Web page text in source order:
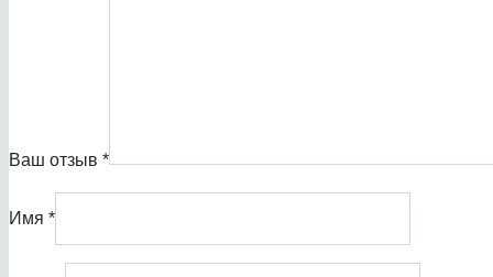
Ваш отзыв *
Имя *